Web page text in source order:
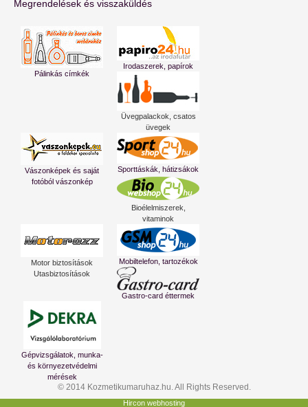
Megrendelések és visszaküldés
Pálinkás címkék
Irodaszerek, papírok
Üvegpalackok, csatos
üvegek
Vászonképek és saját
fotóból vászonkép
Sporttáskák, hátizsákok
Bioélelmiszerek,
vitaminok
Motor biztosítások
Utasbiztosítások
Mobiltelefon, tartozékok
Gastro-card éttermek
Gépvizsgálatok, munka-
és környezetvédelmi
mérések
© 2014 Kozmetikumaruhaz.hu. All Rights Reserved.
Hircon webhosting